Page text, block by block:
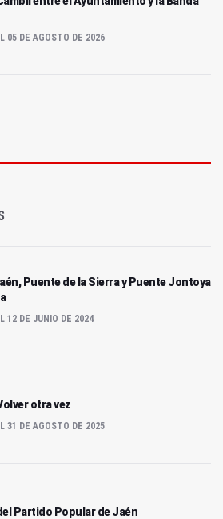
05 DE AGOSTO DE 2026
Puente de la Sierra y Puente Jontoya
12 DE JUNIO DE 2024
otra vez
31 DE AGOSTO DE 2025
Partido Popular de Jaén